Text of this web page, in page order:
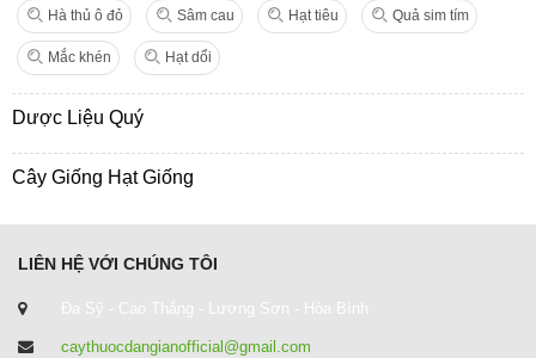
Hà thủ ô đỏ Sâm cau Hạt tiêu Quả sim tím
Mắc khén Hạt dổi
Dược Liệu Quý
Cây Giống Hạt Giống
LIÊN HỆ VỚI CHÚNG TÔI
Đa Sỹ - Cao Thắng - Lương Sơn - Hòa Bình
caythuocdangianofficial@gmail.com